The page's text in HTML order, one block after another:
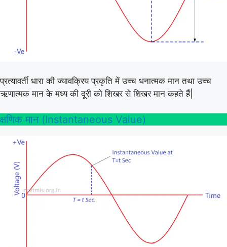
प्रत्यावर्ती धारा की ज्यावक्रिय प्रकृति में उच्च धनात्मक मान तथा उच्च
ऋणात्मक मान के मध्य की दूरी को शिखर से शिखर मान कहते हैं|
क्षणिक मान (Instantaneous Value)